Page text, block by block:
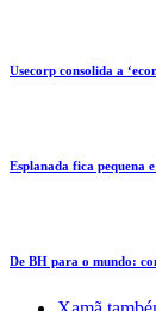
Usecorp consolida a
Esplanada fica pequena
De BH para o mundo: